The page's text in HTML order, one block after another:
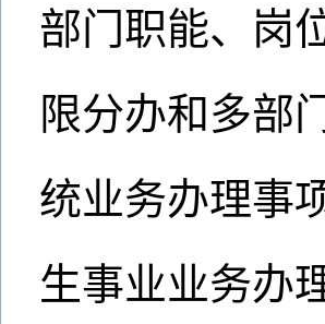
部门职能、岗
限分办和多部
统业务办理事
生事业业务办